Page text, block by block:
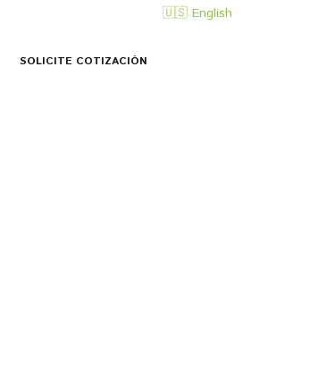
🇺🇸 English
SOLICITE COTIZACIÓN